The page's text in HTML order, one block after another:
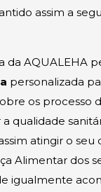
assim a
da AQUALEHA
personalizada
os processo
qualidade
atingir o seu
Alimentar dos
igualmente